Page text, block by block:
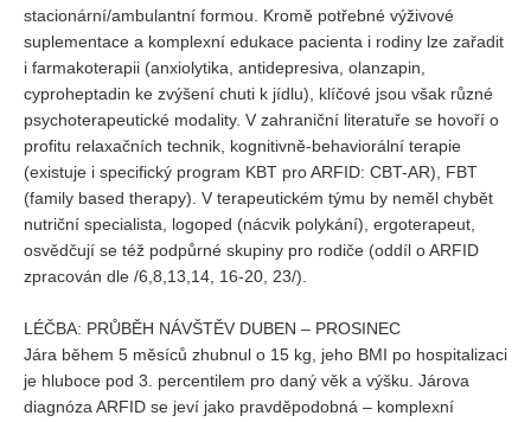
stacionární/ambulantní formou. Kromě potřebné výživové
suplementace a komplexní edukace pacienta i rodiny lze zařadit
i farmakoterapii (anxiolytika, antidepresiva, olanzapin,
cyproheptadin ke zvýšení chuti k jídlu), klíčové jsou však různé
psychoterapeutické modality. V zahraniční literatuře se hovoří o
profitu relaxačních technik, kognitivně-behaviorální terapie
(existuje i specifický program KBT pro ARFID: CBT-AR), FBT
(family based therapy). V terapeutickém týmu by neměl chybět
nutriční specialista, logoped (nácvik polykání), ergoterapeut,
osvědčují se též podpůrné skupiny pro rodiče (oddíl o ARFID
zpracován dle /6,8,13,14, 16-20, 23/).
LÉČBA: PRŮBĚH NÁVŠTĚV DUBEN – PROSINEC
Jára během 5 měsíců zhubnul o 15 kg, jeho BMI po hospitalizaci
je hluboce pod 3. percentilem pro daný věk a výšku. Járova
diagnóza ARFID se jeví jako pravděpodobná – komplexní